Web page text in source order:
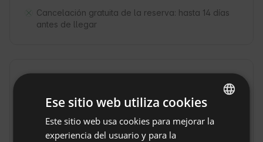
Cancelación gratuita de la reserva: hasta 14 días
antes de llegar
ENGLISH
Ese sitio web utiliza cookies
Este sitio web usa cookies para mejorar la
experiencia del usuario y para la